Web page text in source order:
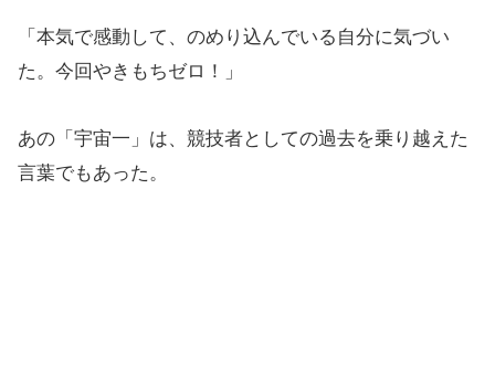
「本気で感動して、のめり込んでいる自分に気づい
た。今回やきもちゼロ！」
あの「宇宙一」は、競技者としての過去を乗り越えた
言葉でもあった。